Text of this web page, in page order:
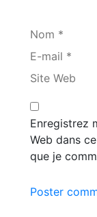
Nom *
E-mail *
Site Web
Enregistrez
Web dans
que je
Poster